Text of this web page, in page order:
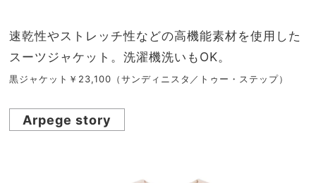
速乾性やストレッチ性などの高機能素材を使用した
スーツジャケット。洗濯機洗いもOK。
黒ジャケット￥23,100（サンディニスタ／トゥー・ステップ）
Arpege story